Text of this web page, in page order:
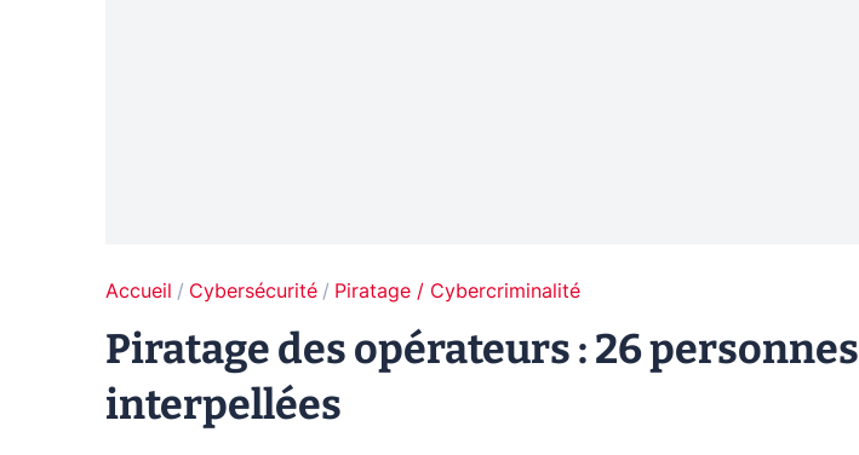
Accueil Cybersécurité Piratage / Cybercriminalité
Piratage des opérateurs : 26 personnes
interpellées